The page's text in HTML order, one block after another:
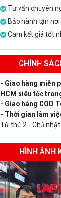
Tư vấn chuyên
Bảo hành tận
Cam kết giá tốt
CHÍNH
- Giao hàng miễn
HCM siêu tốc
- Giao hàng COD
- Thời gian làm
Từ thứ 2 - Chủ
HÌNH ẢNH